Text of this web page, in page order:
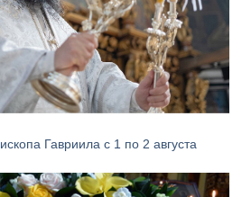
Гавриила с 1 по 2 августа